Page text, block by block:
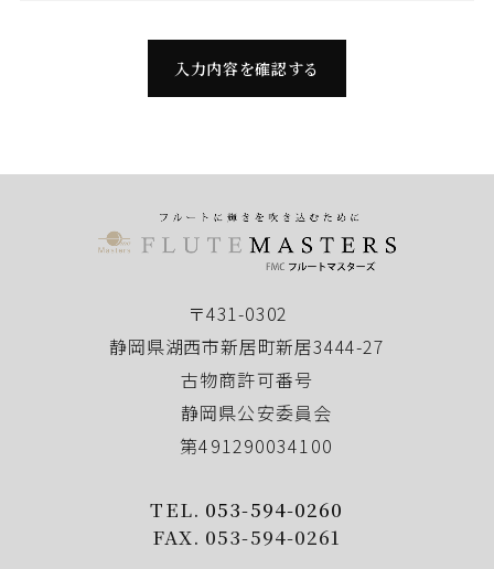
収集にあたっては、利用目的を明確にし、その目的
のために必要な範囲内にとどめます。
個人の利益を侵害する可能性が高い機微な情報は、
る場合や外部へ委託する場合は、個人情報に関する
秘密の保持、再委託に関する事項、事故時の責任分
担、契約終了時の個人情報の返却および消去等につ
します。
個人情報の管理について
当社が直接収集または外部から業務を受託する際に
セス、紛失・破壊・改ざんおよび漏洩等を防止する
ための措置を講じます。
入力内容を確認する
〒431-0302
静岡県湖西市新居町新居3444-27
古物商許可番号
静岡県公安委員会
第491290034100
TEL. 053-594-0260
FAX. 053-594-0261